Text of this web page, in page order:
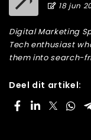
18 jun
Digital Marketing
Tech enthusiast
them into search-
Deel dit artikel: